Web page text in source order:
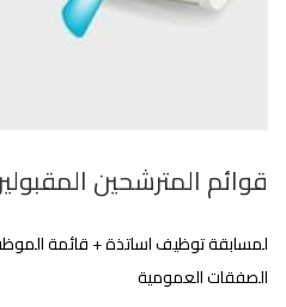
قوائم المترشحين
لمسابقة توظيف اساتذة + قائمة
الصفقات العمومية